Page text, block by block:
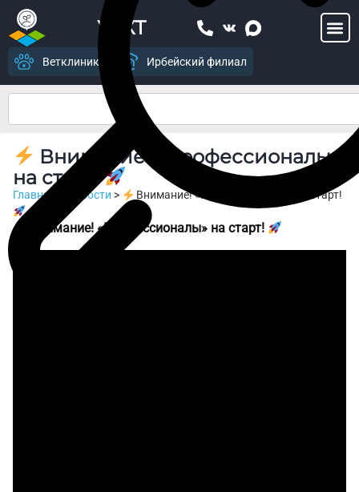
УСХТ
Ветклиника Ирбейский филиал
Внимание! «Профессионалы»
на старт!
Главная Новости > Внимание! «Профессионалы» на старт!
Внимание! «Профессионалы» на старт!